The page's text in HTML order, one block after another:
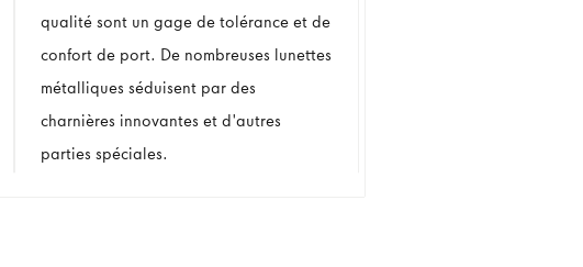
qualité sont un gage de tolérance et de
confort de port. De nombreuses lunettes
métalliques séduisent par des
charnières innovantes et d'autres
parties spéciales.